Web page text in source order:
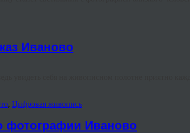
Иваново
, Цифровая живопись
фотографии Иваново